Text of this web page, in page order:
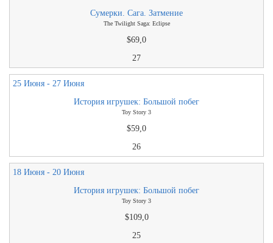
Сумерки. Сага. Затмение
The Twilight Saga: Eclipse
$69,0
27
25 Июня - 27 Июня
История игрушек: Большой побег
Toy Story 3
$59,0
26
18 Июня - 20 Июня
История игрушек: Большой побег
Toy Story 3
$109,0
25